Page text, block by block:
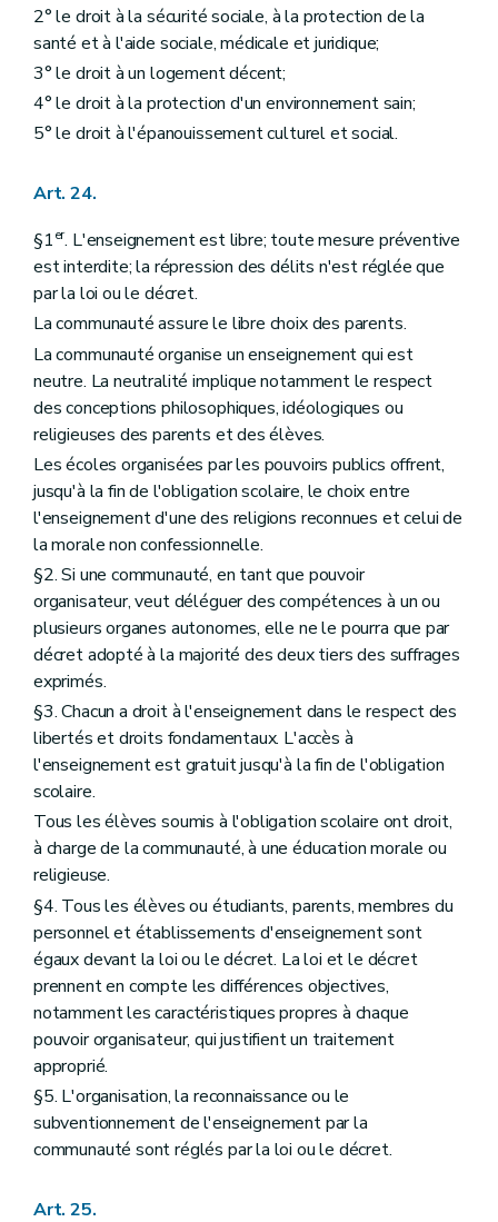
2° le droit à la sécurité sociale, à la protection de la
santé et à l'aide sociale, médicale et juridique;
3° le droit à un logement décent;
4° le droit à la protection d'un environnement sain;
5° le droit à l'épanouissement culturel et social.
Art. 24.
§1er. L'enseignement est libre; toute mesure préventive
est interdite; la répression des délits n'est réglée que
par la loi ou le décret.
La communauté assure le libre choix des parents.
La communauté organise un enseignement qui est
neutre. La neutralité implique notamment le respect
des conceptions philosophiques, idéologiques ou
religieuses des parents et des élèves.
Les écoles organisées par les pouvoirs publics offrent,
jusqu'à la fin de l'obligation scolaire, le choix entre
l'enseignement d'une des religions reconnues et celui de
la morale non confessionnelle.
§2. Si une communauté, en tant que pouvoir
organisateur, veut déléguer des compétences à un ou
plusieurs organes autonomes, elle ne le pourra que par
décret adopté à la majorité des deux tiers des suffrages
exprimés.
§3. Chacun a droit à l'enseignement dans le respect des
libertés et droits fondamentaux. L'accès à
l'enseignement est gratuit jusqu'à la fin de l'obligation
scolaire.
Tous les élèves soumis à l'obligation scolaire ont droit,
à charge de la communauté, à une éducation morale ou
religieuse.
§4. Tous les élèves ou étudiants, parents, membres du
personnel et établissements d'enseignement sont
égaux devant la loi ou le décret. La loi et le décret
prennent en compte les différences objectives,
notamment les caractéristiques propres à chaque
pouvoir organisateur, qui justifient un traitement
approprié.
§5. L'organisation, la reconnaissance ou le
subventionnement de l'enseignement par la
communauté sont réglés par la loi ou le décret.
Art. 25.